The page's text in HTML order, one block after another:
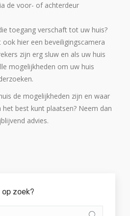
de voor- of achterdeur
toegang verschaft tot uw huis?
hier een beveiligingscamera
zijn erg sluw en als uw huis
mogelijkheden om uw huis
de mogelijkheden zijn en waar
het best kunt plaatsen? Neem dan
advies.
zoek?